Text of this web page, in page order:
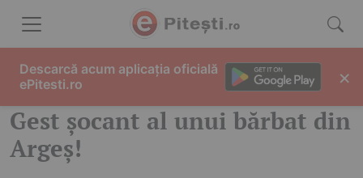
Gest șocant al unui bărbat din
Argeș!
Descarcă acum aplicația oficială
ePitesti.ro
×